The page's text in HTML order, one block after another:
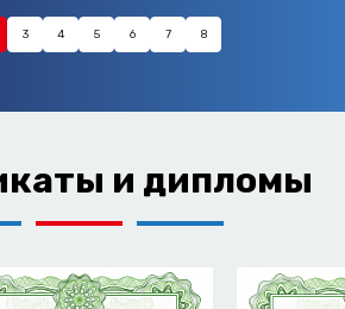
3 4 5 6 7 8
и дипломы